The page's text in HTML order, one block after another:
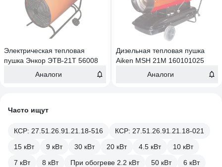
Электрическая тепловая
пушка Энкор ЭТВ-21Т 56008
Аналоги
Дизельная тепловая пушка
Aiken MSH 21М 160101025
Аналоги
Часто ищут
КСР: 27.51.26.91.21.18-516
КСР: 27.51.26.91.21.18-021
15 кВт
9 кВт 30 кВт 20 кВт 4.5 кВт
10 кВт
7 кВт
8 кВт При обогреве 2.2 кВт 50 кВт
6 кВт